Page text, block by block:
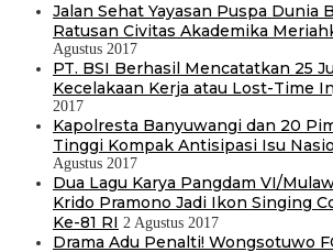
Jalan Sehat Yayasan Puspa Dunia
Ratusan Civitas Akademika
Agustus 2017
PT. BSI Berhasil Mencatatkan 25
Kecelakaan Kerja atau Lost-Time
2017
Kapolresta Banyuwangi dan 20
Tinggi Kompak Antisipasi Isu
Agustus 2017
Dua Lagu Karya Pangdam VI/
Krido Pramono Jadi Ikon Singing
Ke-81 RI 2 Agustus 2017
Drama Adu Penalti! Wongsotuwo